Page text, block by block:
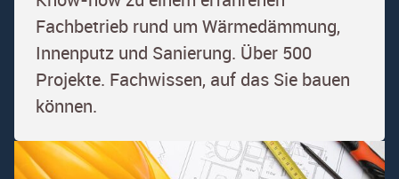
Fachbetrieb rund um Wärmedämmung,
Innenputz und Sanierung. Über 500
Projekte. Fachwissen, auf das Sie bauen
können.